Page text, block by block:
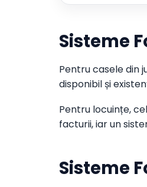
Sisteme
Pentru casele din
disponibil și
Pentru locuințe,
facturii, iar un
Sisteme